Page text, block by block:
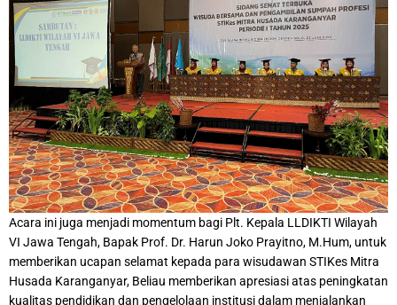
Acara ini juga menjadi momentum bagi Plt. Kepala LLDIKTI Wilayah
VI Jawa Tengah, Bapak Prof. Dr. Harun Joko Prayitno, M.Hum, untuk
memberikan ucapan selamat kepada para wisudawan STIKes Mitra
Husada Karanganyar, Beliau memberikan apresiasi atas peningkatan
kualitas pendidikan dan pengelolaan institusi dalam menjalankan